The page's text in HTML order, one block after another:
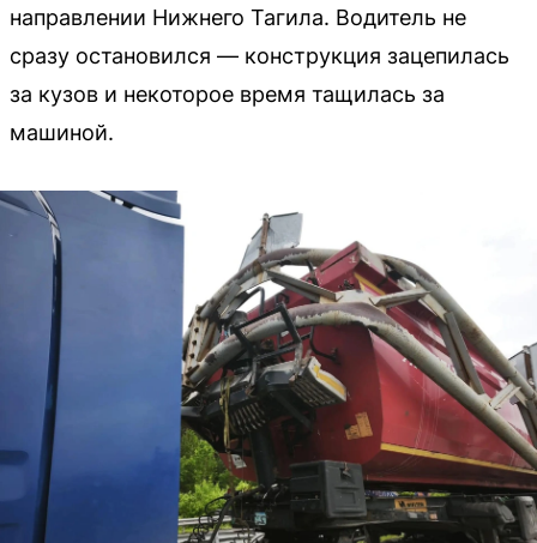
направлении Нижнего Тагила. Водитель не
сразу остановился — конструкция зацепилась
за кузов и некоторое время тащилась за
машиной.